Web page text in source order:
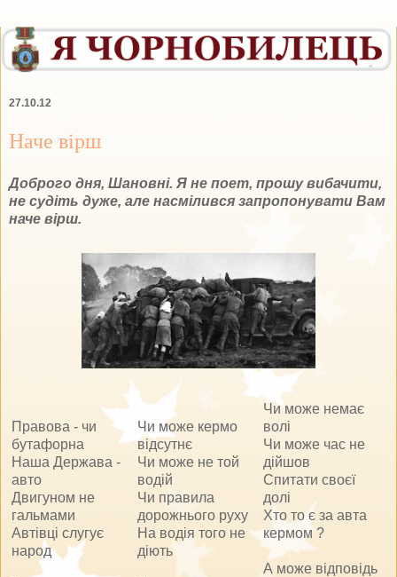
27.10.12
Наче вірш
Доброго дня, Шановні. Я не поет, прошу вибачити,
не судіть дуже, але насмілився запропонувати Вам
наче вірш.
Правова - чи
бутафорна
Наша Держава -
авто
Двигуном не
гальмами
Автівці слугує
народ
Чи може кермо
відсутнє
Чи може не той
водій
Чи правила
дорожнього руху
На водія того не
діють
Чи може немає
волі
Чи може час не
дійшов
Спитати своєї
долі
Хто то є за авта
кермом ?
А може відповідь